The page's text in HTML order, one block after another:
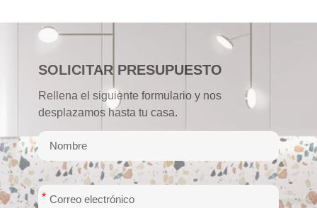
SOLICITAR PRESUPUESTO
Rellena el siguiente formulario y nos
desplazamos hasta tu casa.
*